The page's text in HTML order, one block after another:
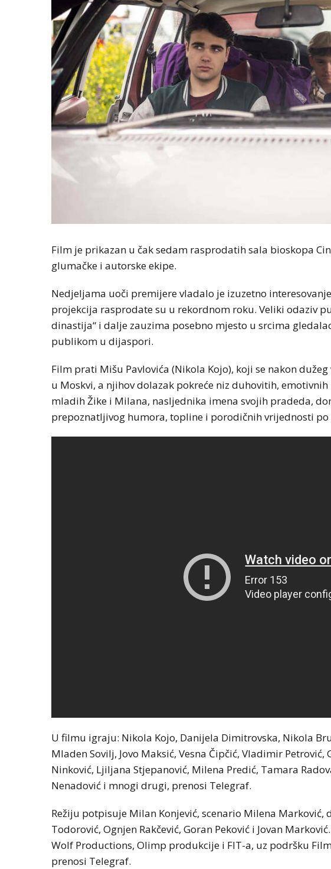
Film je prikazan u čak sedam rasprodatih sala bioskopa
glumačke i autorske ekipe.
Nedjeljama uoči premijere vladalo je izuzetno
projekcija rasprodate su u rekordnom roku. Veliki odaziv
dinastija“ i dalje zauzima posebno mjesto u srcima
publikom u dijaspori.
Film prati Mišu Pavlovića (Nikola Kojo), koji se nakon
u Moskvi, a njihov dolazak pokreće niz duhovitih,
mladih Žike i Milana, nasljednika imena svojih pradeda,
prepoznatljivog humora, topline i porodičnih vrijednosti
U filmu igraju: Nikola Kojo, Danijela Dimitrovska, Nikola
Mladen Sovilj, Jovo Maksić, Vesna Čipčić, Vladimir Petrović,
Ninković, Ljiljana Stjepanović, Milena Predić, Tamara
Nenadović i mnogi drugi, prenosi Telegraf.
Režiju potpisuje Milan Konjević, scenario Milena
Todorović, Ognjen Rakčević, Goran Peković i Jovan
Wolf Productions, Olimp produkcije i FIT-a, uz podršku
prenosi Telegraf.